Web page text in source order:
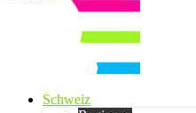
Schweiz